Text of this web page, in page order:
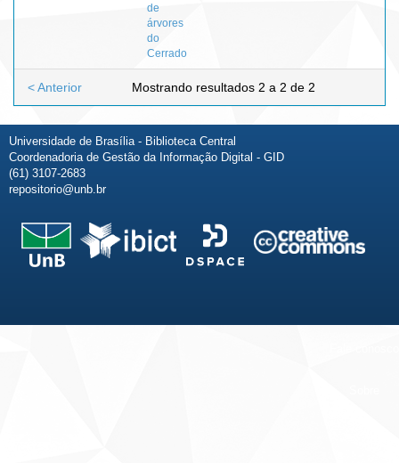
de
árvores
do
Cerrado
Mostrando resultados 2 a 2 de 2
< Anterior
Universidade de Brasília - Biblioteca Central
Coordenadoria de Gestão da Informação Digital - GID
(61) 3107-2683
repositorio@unb.br